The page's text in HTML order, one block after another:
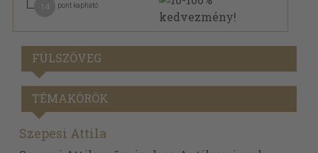
pont kapható
FÜLSZÖVEG
TÉMAKÖRÖK
Szepesi Attila